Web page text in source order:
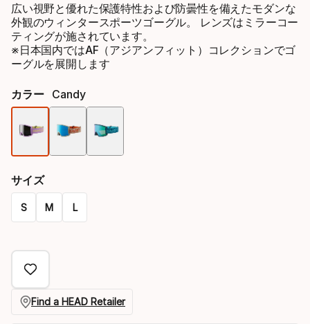
広い視野と優れた保護特性および防曇性を備えたモダンな
外観のウィンタースポーツゴーグル。 レンズはミラーコー
ティングが施されています。
※日本国内ではAF（アジアンフィット）コレクションでゴ
ーグルを展開します
カラー Candy
サイズ
S M L
オ
シ Find a HEAD Retailer